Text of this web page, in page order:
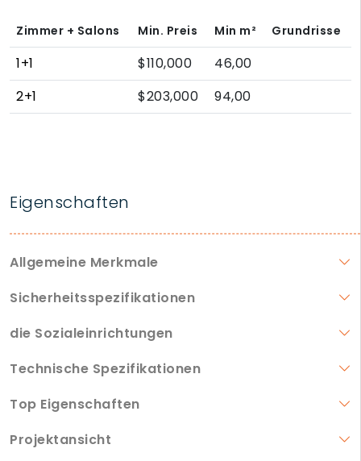
Zimmer + Salons Min. Preis Min m² Grundrisse
1+1 $110,000
46,00
2+1
$203,000 94,00
Eigenschaften
Allgemeine Merkmale
Sicherheitsspezifikationen
die Sozialeinrichtungen
Technische Spezifikationen
Top Eigenschaften
Projektansicht